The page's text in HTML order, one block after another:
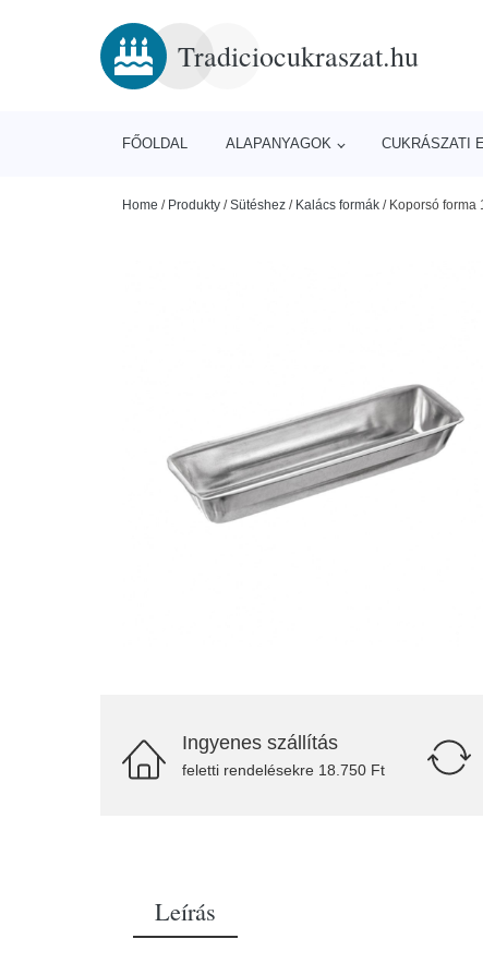
Tradiciocukraszat.hu
FŐOLDAL ALAPANYAGOK CUKRÁSZATI
Home / Produkty /Sütéshez / Kalács formák / Koporsó forma
Ingyenes szállítás
feletti rendelésekre 18.750 Ft
Leírás